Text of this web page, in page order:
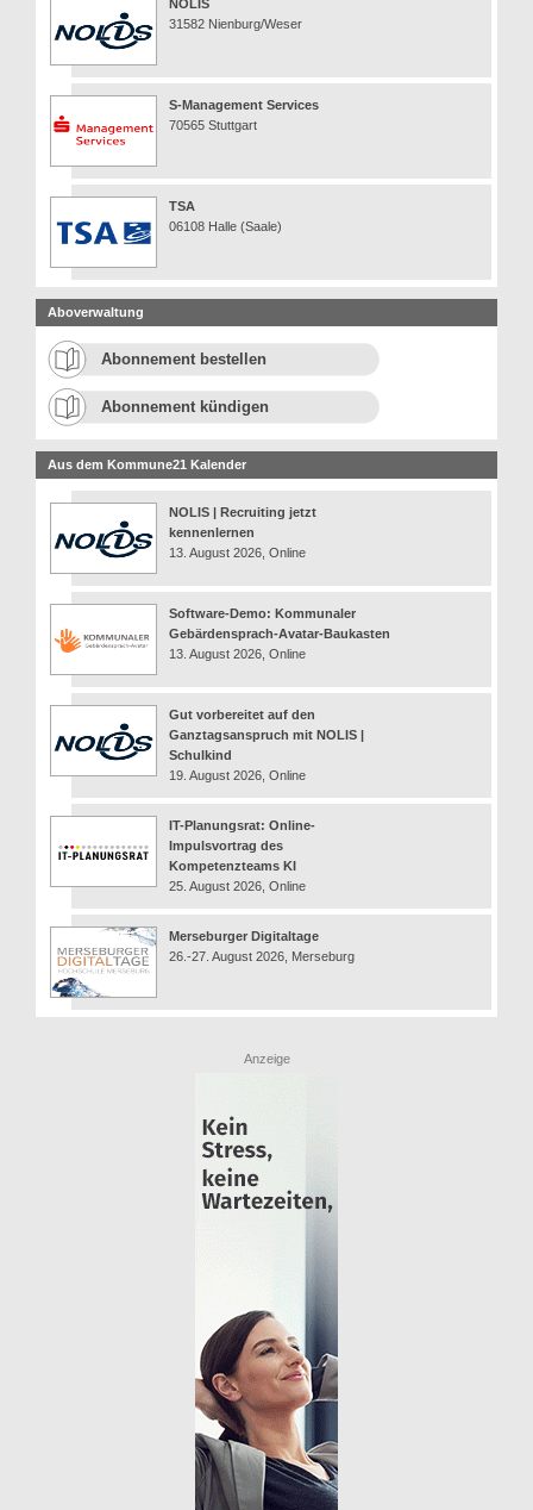
NOLIS
31582 Nienburg/Weser
S-Management Services
70565 Stuttgart
TSA
06108 Halle (Saale)
Aboverwaltung
Abonnement bestellen
Abonnement kündigen
Aus dem Kommune21 Kalender
NOLIS | Recruiting jetzt
kennenlernen
13. August 2026, Online
Software-Demo: Kommunaler
Gebärdensprach-Avatar-Baukasten
13. August 2026, Online
Gut vorbereitet auf den
Ganztagsanspruch mit NOLIS |
Schulkind
19. August 2026, Online
IT-Planungsrat: Online-
Impulsvortrag des
Kompetenzteams KI
25. August 2026, Online
Merseburger Digitaltage
26.-27. August 2026, Merseburg
Anzeige